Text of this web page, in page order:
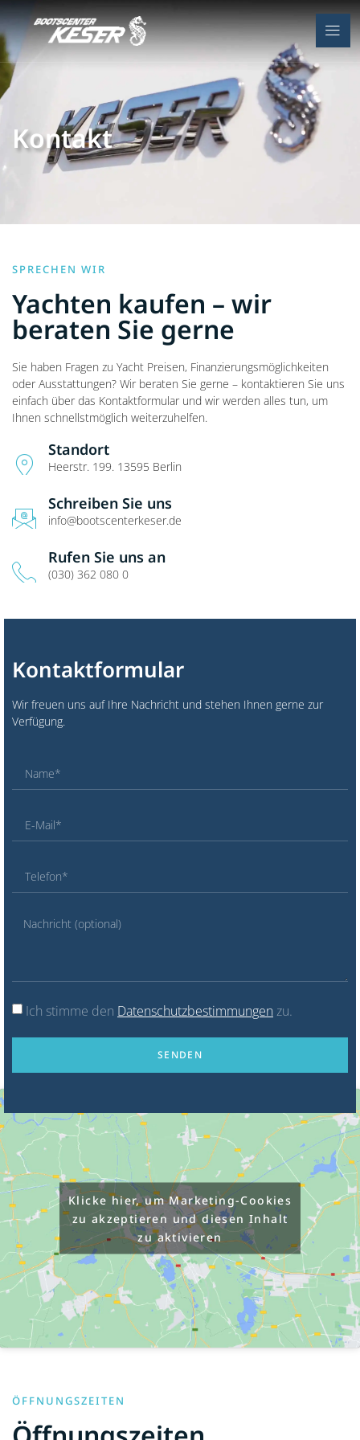
Kontakt
Kontaktformular
Wir freuen uns auf Ihre Nachricht und stehen Ihnen gerne zur
Verfügung.
Ich stimme den Datenschutzbestimmungenzu.
SENDEN
SPRECHEN WIR
Yachten kaufen – wir
beraten Sie gerne
Sie haben Fragen zu Yacht Preisen, Finanzierungsmöglichkeiten
oder Ausstattungen? Wir beraten Sie gerne – kontaktieren Sie uns
einfach über das Kontaktformular und wir werden alles tun, um
Ihnen schnellstmöglich weiterzuhelfen.
Standort
Heerstr. 199. 13595 Berlin
Schreiben Sie uns
info@bootscenterkeser.de
Rufen Sie uns an
(030) 362 080 0
Klicke hier, um Marketing-Cookies
zu akzeptieren und diesen Inhalt
zu aktivieren
ÖFFNUNGSZEITEN